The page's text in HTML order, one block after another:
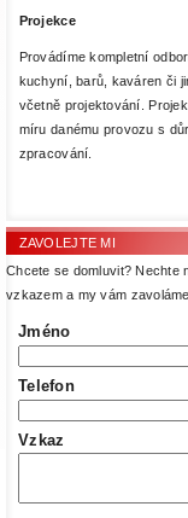
Projekce
Provádíme kompletní
kuchyní, barů, kaváren či
včetně projektování.
míru danému provozu s
zpracování.
ZAVOLEJTE MI
Chcete se domluvit? Nechte
vzkazem a my vám zavoláme.
Jméno
Telefon
Vzkaz